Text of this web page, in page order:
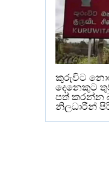
කුරුවිට
දෙනෙකුට
පත් කරන්න
නිලධාරීන්